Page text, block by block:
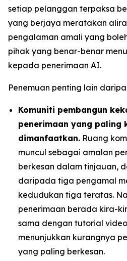
setiap pelanggan terpaksa
yang berjaya meratakan
pengalaman amali yang
pihak yang benar-benar
kepada penerimaan AI.
Penemuan penting lain
Komuniti pembangun
penerimaan yang paling
dimanfaatkan. Ruang
muncul sebagai amalan
berkesan dalam tinjauan,
daripada tiga pengamal
kedudukan tiga teratas.
penerimaan berada kira-
sama dengan tutorial
menunjukkan kurangnya
yang paling berkesan.